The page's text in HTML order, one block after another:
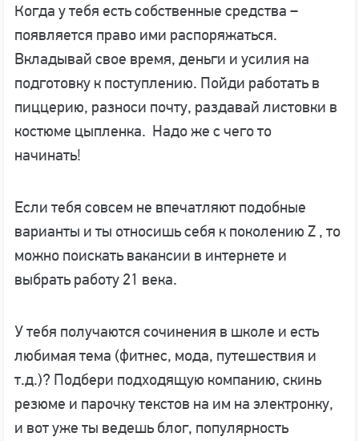
Когда у тебя есть собственные средства –
появляется право ими распоряжаться.
Вкладывай свое время, деньги и усилия на
подготовку к поступлению. Пойди работать в
пиццерию, разноси почту, раздавай листовки в
костюме цыпленка. Надо же с чего то
начинать!
Если тебя совсем не впечатляют подобные
варианты и ты относишь себя к поколению Z , то
можно поискать вакансии в интернете и
выбрать работу 21 века.
У тебя получаются сочинения в школе и есть
любимая тема (фитнес, мода, путешествия и
т.д.)? Подбери подходящую компанию, скинь
резюме и парочку текстов на им на электронку,
и вот уже ты ведешь блог, популярность